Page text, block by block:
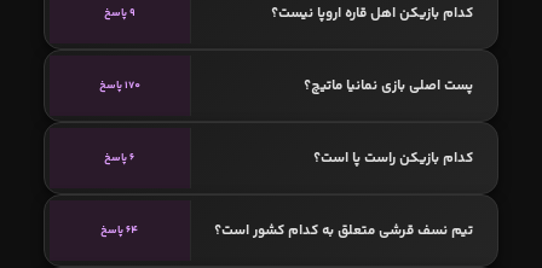
کدام بازیکن اهل قاره اروپا نیست؟ 9 پاسخ
پست اصلی بازی نمانیا ماتیچ؟ 170 پاسخ
کدام بازیکن راست پا است؟ 6 پاسخ
تیم نسف قرشی متعلق به کدام کشور است؟ 64 پاسخ